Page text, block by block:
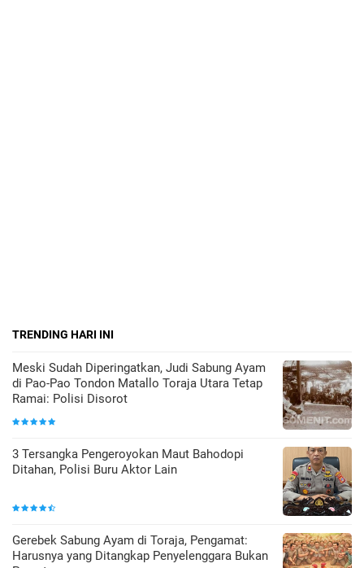
TRENDING HARI INI
Meski Sudah Diperingatkan, Judi Sabung Ayam
di Pao-Pao Tondon Matallo Toraja Utara Tetap
Ramai: Polisi Disorot
3 Tersangka Pengeroyokan Maut Bahodopi
Ditahan, Polisi Buru Aktor Lain
Gerebek Sabung Ayam di Toraja, Pengamat:
Harusnya yang Ditangkap Penyelenggara Bukan